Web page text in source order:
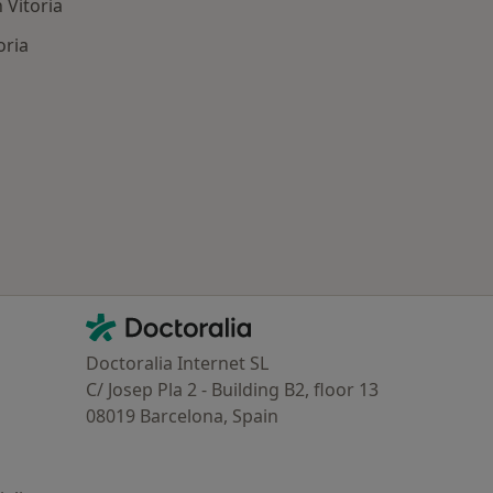
Vitoria
Contacto
Doctoralia - Página de inicio
Doctoralia Internet SL
C/ Josep Pla 2 - Building B2, floor 13
08019 Barcelona, Spain